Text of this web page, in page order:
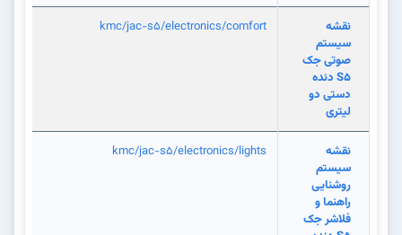
نقشه
سیستم
صوتی جک
S5 دنده
دستی دو
لیتری
kmc/jac-s5/electronics/comfort
نقشه
سیستم
روشنایی
راهنما و
فلاشر جک
kmc/jac-s5/electronics/lights